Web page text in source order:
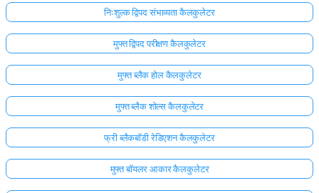
निःशुल्क द्विपद संभाव्यता कैलकुलेटर
मुफ्त द्विपद परीक्षण कैलकुलेटर
मुफ्त ब्लैक होल कैलकुलेटर
मुफ्त ब्लैक शोल्स कैलकुलेटर
फ्री ब्लैकबॉडी रेडिएशन कैलकुलेटर
मुफ्त बॉयलर आकार कैलकुलेटर